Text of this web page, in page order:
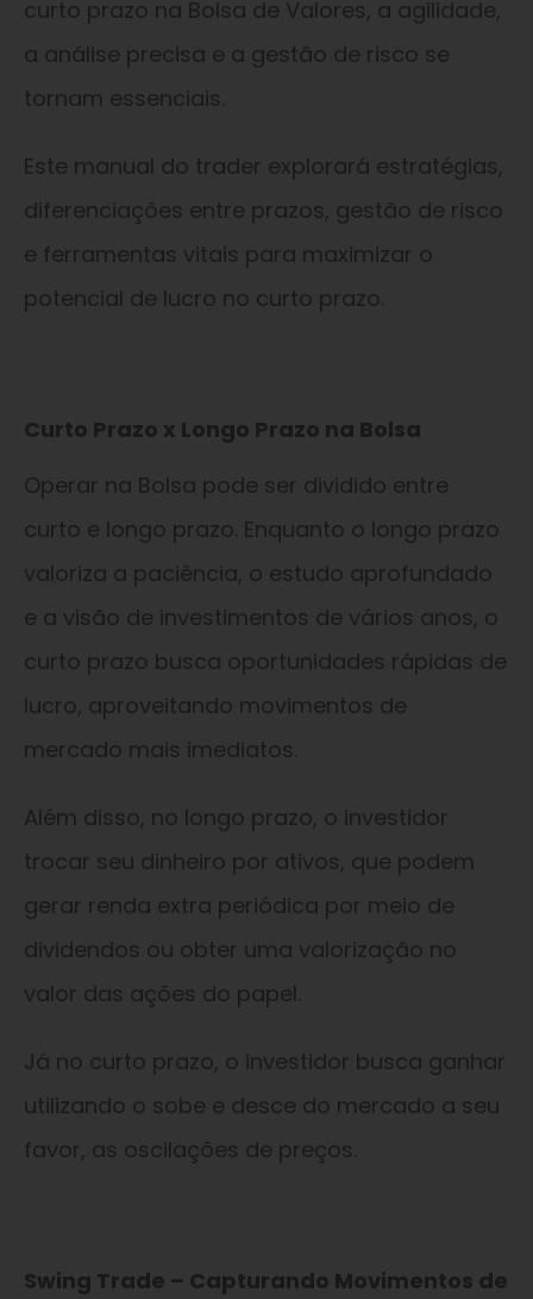
curto prazo na Bolsa de Valores, a agilidade,
a análise precisa e a gestão de risco se
tornam essenciais.
Este manual do trader explorará estratégias,
diferenciações entre prazos, gestão de risco
e ferramentas vitais para maximizar o
potencial de lucro no curto prazo.
Curto Prazo x Longo Prazo na Bolsa
Operar na Bolsa pode ser dividido entre
curto e longo prazo. Enquanto o longo prazo
valoriza a paciência, o estudo aprofundado
e a visão de investimentos de vários anos, o
curto prazo busca oportunidades rápidas de
lucro, aproveitando movimentos de
mercado mais imediatos.
Além disso, no longo prazo, o investidor
trocar seu dinheiro por ativos, que podem
gerar renda extra periódica por meio de
dividendos ou obter uma valorização no
valor das ações do papel.
Já no curto prazo, o investidor busca ganhar
utilizando o sobe e desce do mercado a seu
favor, as oscilações de preços.
Swing Trade – Capturando Movimentos de